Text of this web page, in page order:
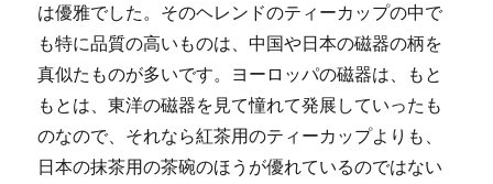
は優雅でした。そのヘレンドのティーカップの中で
も特に品質の高いものは、中国や日本の磁器の柄を
真似たものが多いです。ヨーロッパの磁器は、もと
もとは、東洋の磁器を見て憧れて発展していったも
のなので、それなら紅茶用のティーカップよりも、
日本の抹茶用の茶碗のほうが優れているのではない